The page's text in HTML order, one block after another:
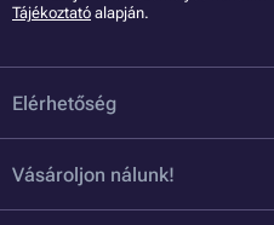
Tájékoztató alapján.
Elérhetőség
Vásároljon nálunk!